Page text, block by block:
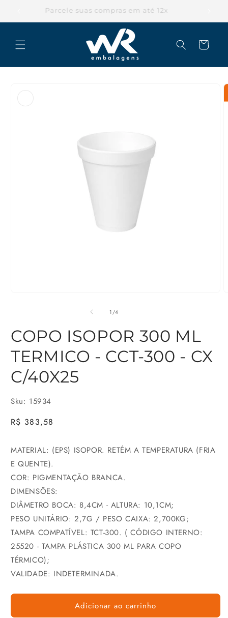
conteúdo
Parcele suas compras em até 12x
Carrinho
na
janela
modal
1 /de
4
COPO ISOPOR 300 ML
TERMICO - CCT-300 - CX
C/40X25
Sku: 15934
Preço
R$ 383,58
MATERIAL: (EPS) ISOPOR. RETÉM A TEMPERATURA (FRIA
E QUENTE).
COR: PIGMENTAÇÃO BRANCA.
DIMENSÕES:
DIÂMETRO BOCA: 8,4CM - ALTURA: 10,1CM;
PESO UNITÁRIO: 2,7G / PESO CAIXA: 2,700KG;
TAMPA COMPATÍVEL: TCT-300. ( CÓDIGO INTERNO:
25520 - TAMPA PLÁSTICA 300 ML PARA COPO
TÉRMICO);
VALIDADE: INDETERMINADA.
Adicionar ao carrinho